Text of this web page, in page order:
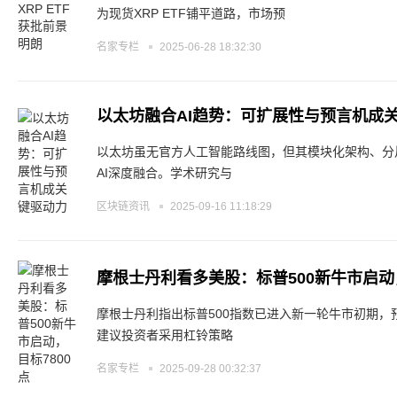
为现货XRP ETF铺平道路，市场预
名家专栏 2025-06-28 18:32:30
以太坊融合AI趋势：可扩展性与预言机成
以太坊虽无官方人工智能路线图，但其模块化架构、
AI深度融合。学术研究与
区块链资讯 2025-09-16 11:18:29
摩根士丹利看多美股：标普500新牛市启
摩根士丹利指出标普500指数已进入新一轮牛市初期
建议投资者采用杠铃策略
名家专栏 2025-09-28 00:32:37